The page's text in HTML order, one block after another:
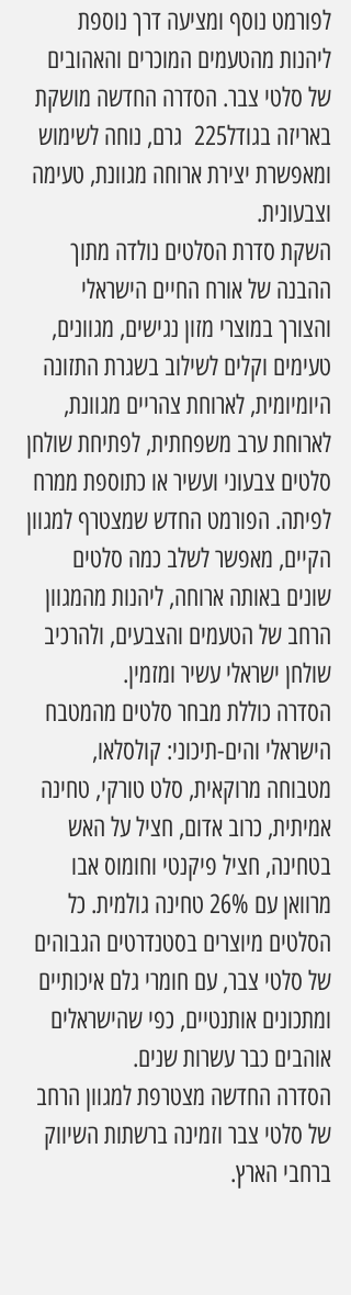
לפורמט נוסף ומציעה דרך נוספת
ליהנות מהטעמים המוכרים והאהובים
של סלטי צבר. הסדרה החדשה מושקת
באריזה בגודל225  גרם, נוחה לשימוש
ומאפשרת יצירת ארוחה מגוונת, טעימה
וצבעונית.
השקת סדרת הסלטים נולדה מתוך
ההבנה של אורח החיים הישראלי
והצורך במוצרי מזון נגישים, מגוונים,
טעימים וקלים לשילוב בשגרת התזונה
היומיומית, לארוחת צהריים מגוונת,
לארוחת ערב משפחתית, לפתיחת שולחן
סלטים צבעוני ועשיר או כתוספת ממרח
לפיתה. הפורמט החדש שמצטרף למגוון
הקיים, מאפשר לשלב כמה סלטים
שונים באותה ארוחה, ליהנות מהמגוון
הרחב של הטעמים והצבעים, ולהרכיב
שולחן ישראלי עשיר ומזמין.
הסדרה כוללת מבחר סלטים מהמטבח
הישראלי והים-תיכוני: קולסלאו,
מטבוחה מרוקאית, סלט טורקי, טחינה
אמיתית, כרוב אדום, חציל על האש
בטחינה, חציל פיקנטי וחומוס אבו
מרוואן עם 26% טחינה גולמית. כל
הסלטים מיוצרים בסטנדרטים הגבוהים
של סלטי צבר, עם חומרי גלם איכותיים
ומתכונים אותנטיים, כפי שהישראלים
אוהבים כבר עשרות שנים.
הסדרה החדשה מצטרפת למגוון הרחב
של סלטי צבר וזמינה ברשתות השיווק
ברחבי הארץ.